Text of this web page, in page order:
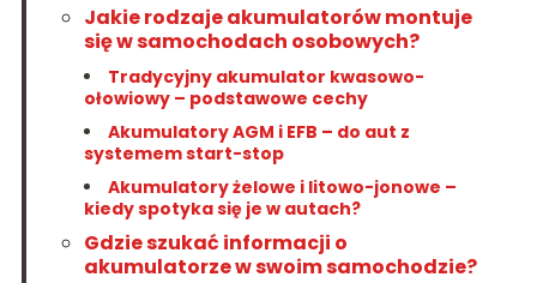
Jakie rodzaje akumulatorów montuje
się w samochodach osobowych?
Tradycyjny akumulator kwasowo-
ołowiowy – podstawowe cechy
Akumulatory AGM i EFB – do aut z
systemem start-stop
Akumulatory żelowe i litowo-jonowe –
kiedy spotyka się je w autach?
Gdzie szukać informacji o
akumulatorze w swoim samochodzie?